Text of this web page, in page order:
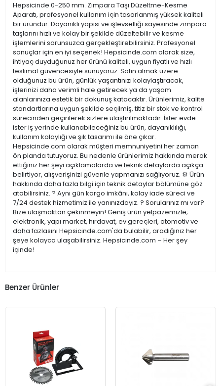
Hepsicinde 0-250 mm. Zımpara Taşı Düzeltme-Kesme
Aparatı, profesyonel kullanım için tasarlanmış yüksek kaliteli
bir üründür. Dayanıklı yapısı ve işlevselliği sayesinde zımpara
taşlarını hızlı ve kolay bir şekilde düzeltebilir ve kesme
işlemlerini sorunsuzca gerçekleştirebilirsiniz. Profesyonel
sonuçlar için en iyi seçenek! Hepsicinde.com olarak size,
ihtiyaç duyduğunuz her ürünü kaliteli, uygun fiyatlı ve hızlı
teslimat güvencesiyle sunuyoruz. Satın almak üzere
olduğunuz bu ürün, günlük yaşantınızı kolaylaştıracak,
işlerinizi daha verimli hale getirecek ya da yaşam
alanlarınıza estetik bir dokunuş katacaktır. Ürünlerimiz, kalite
standartlarına uygun şekilde seçilmiş, titiz bir stok ve kontrol
sürecinden geçirilerek sizlere ulaştırılmaktadır. İster evde
ister iş yerinde kullanabileceğiniz bu ürün, dayanıklılığı,
kullanım kolaylığı ve şık tasarımı ile öne çıkar.
Hepsicinde.com olarak müşteri memnuniyetini her zaman
ön planda tutuyoruz. Bu nedenle ürünlerimiz hakkında merak
ettiğiniz her şeyi açıklamalarda ve teknik detaylarda açıkça
belirtiyor, alışverişinizi güvenle yapmanızı sağlıyoruz. ⚙️ Ürün
hakkında daha fazla bilgi için teknik detaylar bölümüne göz
atabilirsiniz. ? Aynı gün kargo imkânı, kolay iade süreci ve
7/24 destek hizmetimiz ile yanınızdayız. ? Sorularınız mı var?
Bize ulaşmaktan çekinmeyin! Geniş ürün yelpazemizle;
elektronik, yapı market, hırdavat, ev gereçleri, otomotiv ve
daha fazlasını Hepsicinde.com'da bulabilir, aradığınız her
şeye kolayca ulaşabilirsiniz. Hepsicinde.com – Her şey
içinde!
Benzer Ürünler